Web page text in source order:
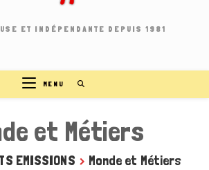
ET INDÉPENDANTE DEPUIS 1981
MENU
et Métiers
EMISSIONS > Monde et Métiers